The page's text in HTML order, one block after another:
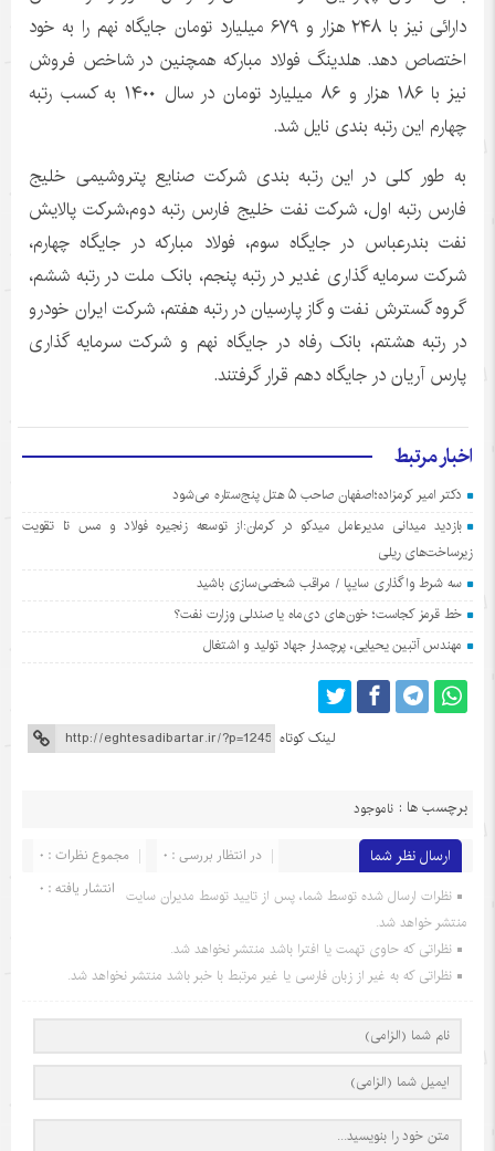
دارائی نیز با ۲۴۸ هزار و ۶۷۹ میلیارد تومان جایگاه نهم را به خود
اختصاص دهد. هلدینگ فولاد مبارکه همچنین در شاخص فروش
نیز با ۱۸۶ هزار و ۸۶ میلیارد تومان در سال ۱۴۰۰ به کسب رتبه
چهارم این رتبه بندی نایل شد.
به طور کلی در این رتبه بندی شرکت صنایع پتروشیمی خلیج
فارس رتبه اول، شرکت نفت خلیج فارس رتبه دوم،شرکت پالایش
نفت بندرعباس در جایگاه سوم، فولاد مبارکه در جایگاه چهارم،
شرکت سرمایه گذاری غدیر در رتبه پنجم، بانک ملت در رتبه ششم،
گروه گسترش نفت و گاز پارسیان در رتبه هفتم، شرکت ایران خودرو
در رتبه هشتم، بانک رفاه در جایگاه نهم و شرکت سرمایه گذاری
پارس آریان در جایگاه دهم قرار گرفتند.
اخبار مرتبط
دکتر امیر کرمزاده؛اصفهان صاحب ۵ هتل پنج‌ستاره می‌شود
بازدید میدانی مدیرعامل میدکو در کرمان:از توسعه زنجیره فولاد و مس تا تقویت
زیرساخت‌های ریلی
سه شرط واگذاری سایپا / مراقب شخصی‌سازی باشید
خط قرمز کجاست؛ خون‌های دی‌ماه یا صندلی وزارت نفت؟
مهندس آتبین یحیایی، پرچمدار جهاد تولید و اشتغال
لینک کوتاه
برچسب ها : ناموجود
ارسال نظر شما مجموع نظرات : 0
در انتظار بررسی : 0
انتشار یافته : 0 نظرات ارسال شده توسط شما، پس از تایید توسط مدیران سایت
منتشر خواهد شد.
نظراتی که حاوی تهمت یا افترا باشد منتشر نخواهد شد.
نظراتی که به غیر از زبان فارسی یا غیر مرتبط با خبر باشد منتشر نخواهد شد.